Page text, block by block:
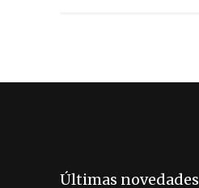
Últimas novedades